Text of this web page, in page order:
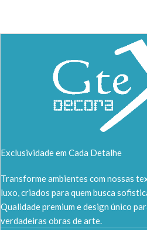
Exclusividade em Cada Detalhe
Transforme ambientes com nossas
luxo, criados para quem busca
Qualidade premium e design único
verdadeiras obras de arte.